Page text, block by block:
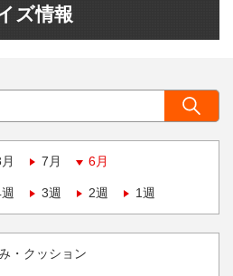
ズ情報
7月 6月
3週 2週 1週
・クッション